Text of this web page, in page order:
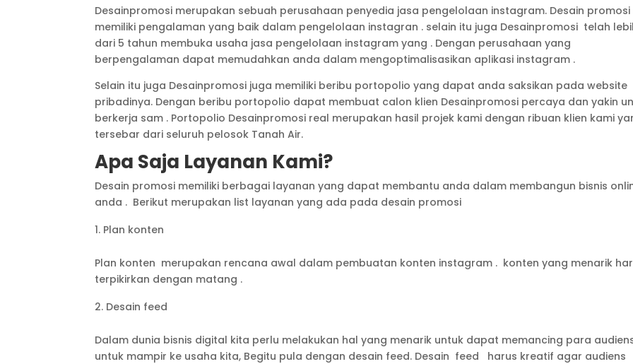
Desainpromosi merupakan sebuah perusahaan penyedia jasa pengelolaan instagram. Desain promosi
memiliki pengalaman yang baik dalam pengelolaan instagran . selain itu juga Desainpromosi telah
dari 5 tahun membuka usaha jasa pengelolaan instagram yang . Dengan perusahaan yang
berpengalaman dapat memudahkan anda dalam mengoptimalisasikan aplikasi instagram .
Selain itu juga Desainpromosi juga memiliki beribu portopolio yang dapat anda saksikan pada website
pribadinya. Dengan beribu portopolio dapat membuat calon klien Desainpromosi percaya dan yakin
berkerja sam . Portopolio Desainpromosi real merupakan hasil projek kami dengan ribuan klien kami
tersebar dari seluruh pelosok Tanah Air.
Apa Saja Layanan Kami?
Desain promosi memiliki berbagai layanan yang dapat membantu anda dalam membangun bisnis
anda . Berikut merupakan list layanan yang ada pada desain promosi
Plan konten
Plan konten merupakan rencana awal dalam pembuatan konten instagram . konten yang menarik
terpikirkan dengan matang .
Desain feed
Dalam dunia bisnis digital kita perlu melakukan hal yang menarik untuk dapat memancing para
untuk mampir ke usaha kita, Begitu pula dengan desain feed. Desain feed harus kreatif agar audiens